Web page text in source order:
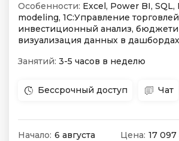
Особенности: Excel, Power BI, SQL,
modeling, 1С:Управление
инвестиционный анализ,
визуализация данных в дашбордах
Занятий: 3-5 часов в неделю
Бессрочный доступ Чат
Начало: 6 августа Цена: 17 097